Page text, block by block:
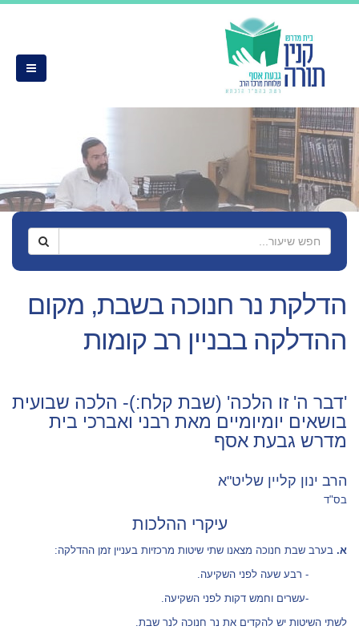
הדלקת נר חנוכה בשבת, מקום
ההדלקה בבניין רב קומות
'דבר ה' זו הלכה' (שבת קלח:)- הלכה שבועית
בושאים יומיומיים מאת רבני ואברכי בית
מדרש גבעת אסף
הרב ינון קליין שליט"א
בס"ד
עיקרי ההלכות
א. בערב שבת חנוכה מצאנו שתי שיטות מרכזיות בעניין זמן ההדלקה:
- רבע שעה לפני השקיעה.
-עשרים וחמש דקות לפני השקיעה.
לשתי השיטות יש להקדים את נר חנוכה לנר שבת.